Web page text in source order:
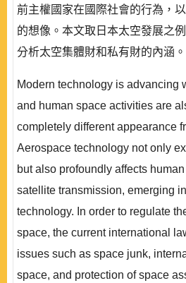
前主權國家在國際社會的行為，
的想像。本文取日本太空發展之
分析太空集體財和私有財的內涵
Modern technology is advancing
and human space activities are
completely different appearance
Aerospace technology not only
but also profoundly affects
satellite transmission, emerging
technology. In order to regulate
space, the current international
issues such as space junk,
space, and protection of space